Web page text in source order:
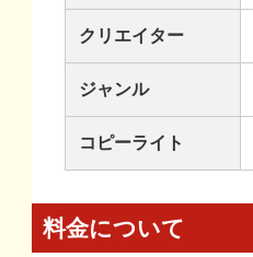
クリエイター
ジャンル
コピーライト
料金について